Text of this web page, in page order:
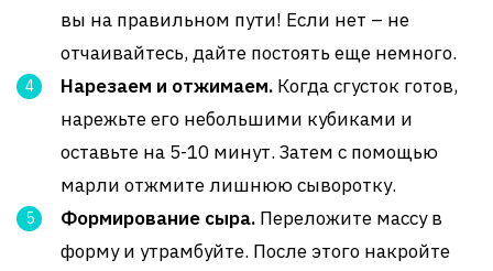
вы на правильном пути! Если нет – не
отчаивайтесь, дайте постоять еще немного.
Нарезаем и отжимаем. Когда сгусток готов,
нарежьте его небольшими кубиками и
оставьте на 5-10 минут. Затем с помощью
марли отжмите лишнюю сыворотку.
Формирование сыра. Переложите массу в
форму и утрамбуйте. После этого накройте